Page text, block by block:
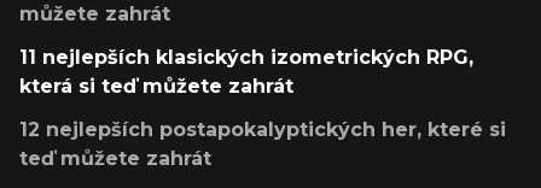
můžete zahrát
11 nejlepších klasických izometrických RPG,
která si teď můžete zahrát
12 nejlepších postapokalyptických her, které si
teď můžete zahrát